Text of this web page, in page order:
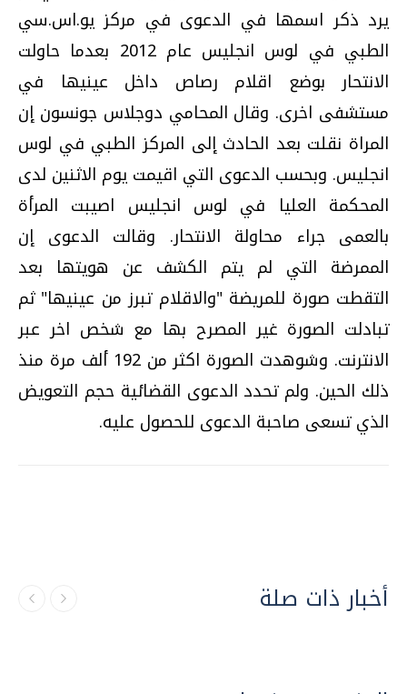
يرد ذكر اسمها في الدعوى في مركز يو.اس.سي
الطبي في لوس انجليس عام 2012 بعدما حاولت
الانتحار بوضع اقلام رصاص داخل عينيها في
مستشفى اخرى. وقال المحامي دوجلاس جونسون إن
المراة نقلت بعد الحادث إلى المركز الطبي في لوس
انجليس. وبحسب الدعوى التي اقيمت يوم الاثنين لدى
المحكمة العليا في لوس انجليس اصيبت المرأة
بالعمى جراء محاولة الانتحار. وقالت الدعوى إن
الممرضة التي لم يتم الكشف عن هويتها بعد
التقطت صورة للمريضة "والاقلام تبرز من عينيها" ثم
تبادلت الصورة غير المصرح بها مع شخص اخر عبر
الانترنت. وشوهدت الصورة اكثر من 192 ألف مرة منذ
ذلك الحين. ولم تحدد الدعوى القضائية حجم التعويض
الذي تسعى صاحبة الدعوى للحصول عليه.
أخبار ذات صلة